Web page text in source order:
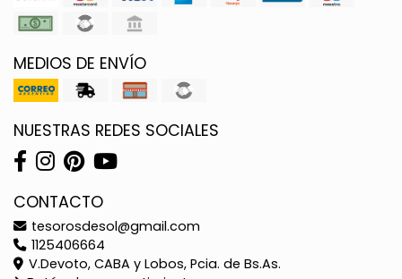
MEDIOS DE ENVÍO
NUESTRAS REDES SOCIALES
CONTACTO
tesorosdesol@gmail.com
1125406664
V.Devoto, CABA y Lobos, Pcia. de Bs.As.